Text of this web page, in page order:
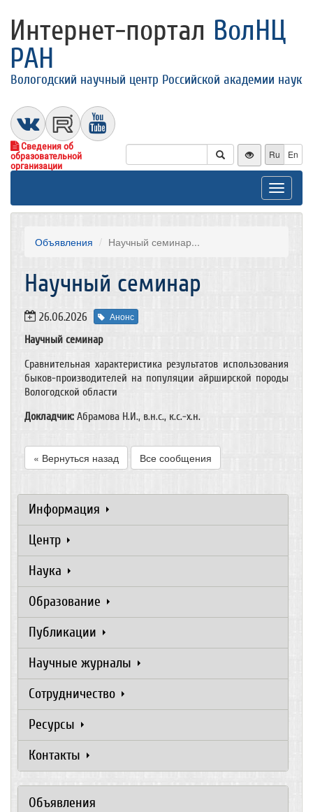
Интернет-портал ВолНЦ
РАН
Вологодский научный центр Российской академии наук
Сведения об
образовательной
организации
Ru En
Toggle
Объявления ​Научный семинар...
​Научный семинар
26.06.2026 Анонс
Научный семинар
Сравнительная характеристика результатов использования
быков-производителей на популяции айрширской породы
Вологодской области
Докладчик: Абрамова Н.И., в.н.с., к.с.-х.н.
« Вернуться назад Все сообщения
Информация
Центр
Наука
Образование
Публикации
Научные журналы
Сотрудничество
Ресурсы
Контакты
Объявления